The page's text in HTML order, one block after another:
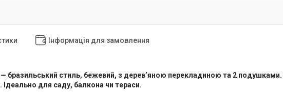
Інформація для замовлення
бразильський стиль, бежевий, з дерев’яною перекладиною та 2
Ідеально для саду, балкона чи тераси.